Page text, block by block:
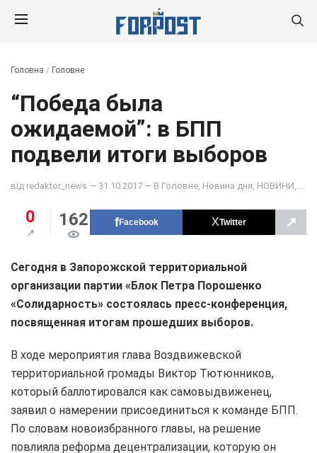
Головна / Головне
“Победа была
ожидаемой”: в БПП
подвели итоги выборов
від redaktor_news — 31.10.2017 — В Головне Новина дня НОВИНИ
0 162 Facebook Twitter ↗
Сегодня в Запорожской территориальной
организации партии «Блок Петра Порошенко
«Солидарность» состоялась пресс-конференция,
посвященная итогам прошедших выборов.
В ходе мероприятия глава Воздвижевской
территориальной громады Виктор Тютюнников,
который баллотировался как самовыдвиженец,
заявил о намерении присоединиться к команде БПП.
По словам новоизбранного главы, на решение
повлияла реформа децентрализации, которую он